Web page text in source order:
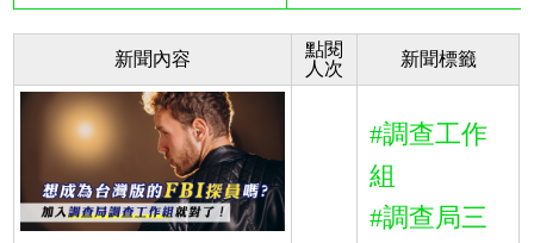
新聞內容
點閱
人次
新聞標籤
#調查工作
組
#調查局三